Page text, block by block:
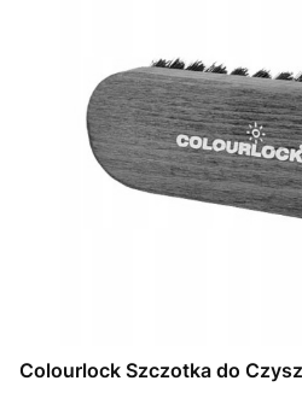
Colourlock Szczotka do